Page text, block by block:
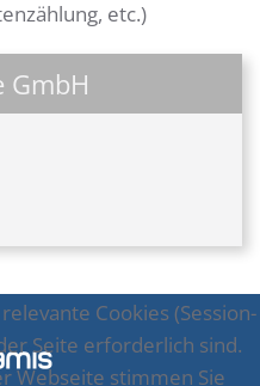
etc.)
GmbH
Cookies (Session-
Seite erforderlich sind.
Webseite stimmen Sie